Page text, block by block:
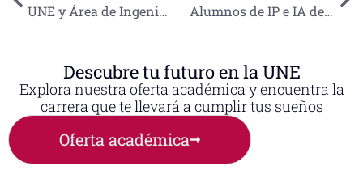
UNE y Área de Ingenierías y Ciencias Químicas reconocen a egresados galardonados por la ANFEI Alumnos de IP e IA destacan en Certificación de Competencias
Descubre tu futuro en la UNE
Explora nuestra oferta académica y encuentra la
carrera que te llevará a cumplir tus sueños
Oferta académica